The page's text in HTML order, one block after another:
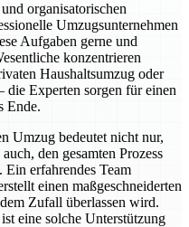
organisatorischen
Umzugsunternehmen
Aufgaben gerne und
konzentrieren
Haushaltsumzug oder
die Experten sorgen für einen
Ende.
Umzug bedeutet nicht nur,
den gesamten Prozess
erfahrendes Team
einen maßgeschneiderten
Zufall überlassen wird.
eine solche Unterstützung